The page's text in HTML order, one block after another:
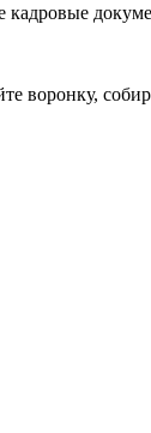
воронку,